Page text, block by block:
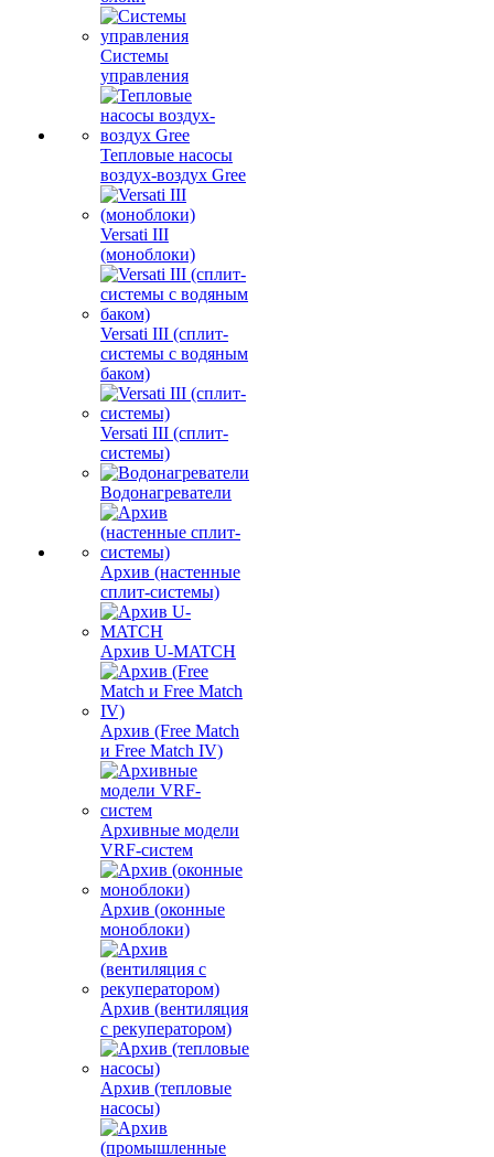
Системы
управления
Тепловые насосы
воздух-воздух Gree
Versati III
(моноблоки)
Versati III (сплит-
системы с водяным
баком)
Versati III (сплит-
системы)
Водонагреватели
Архив (настенные
сплит-системы)
Архив U-MATCH
Архив (Free Match
и Free Match IV)
Архивные модели
VRF-систем
Архив (оконные
моноблоки)
Архив (вентиляция
с рекуператором)
Архив (тепловые
насосы)